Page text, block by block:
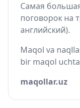
Самая
поговорок на
английский).
Maqol va
bir maqol
maqollar.uz